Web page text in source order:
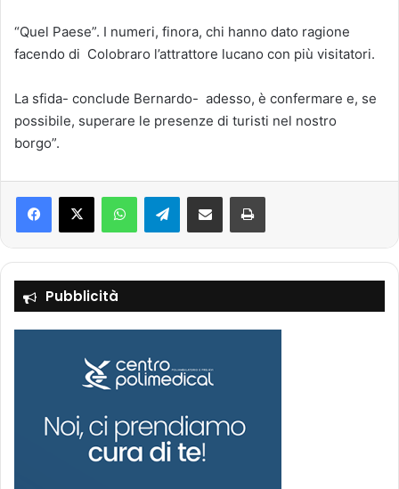
“Quel Paese”. I numeri, finora, chi hanno dato ragione
facendo di Colobraro l’attrattore lucano con più visitatori.
La sfida- conclude Bernardo- adesso, è confermare e, se
possibile, superare le presenze di turisti nel nostro
borgo”.
Telegram
Pubblicità